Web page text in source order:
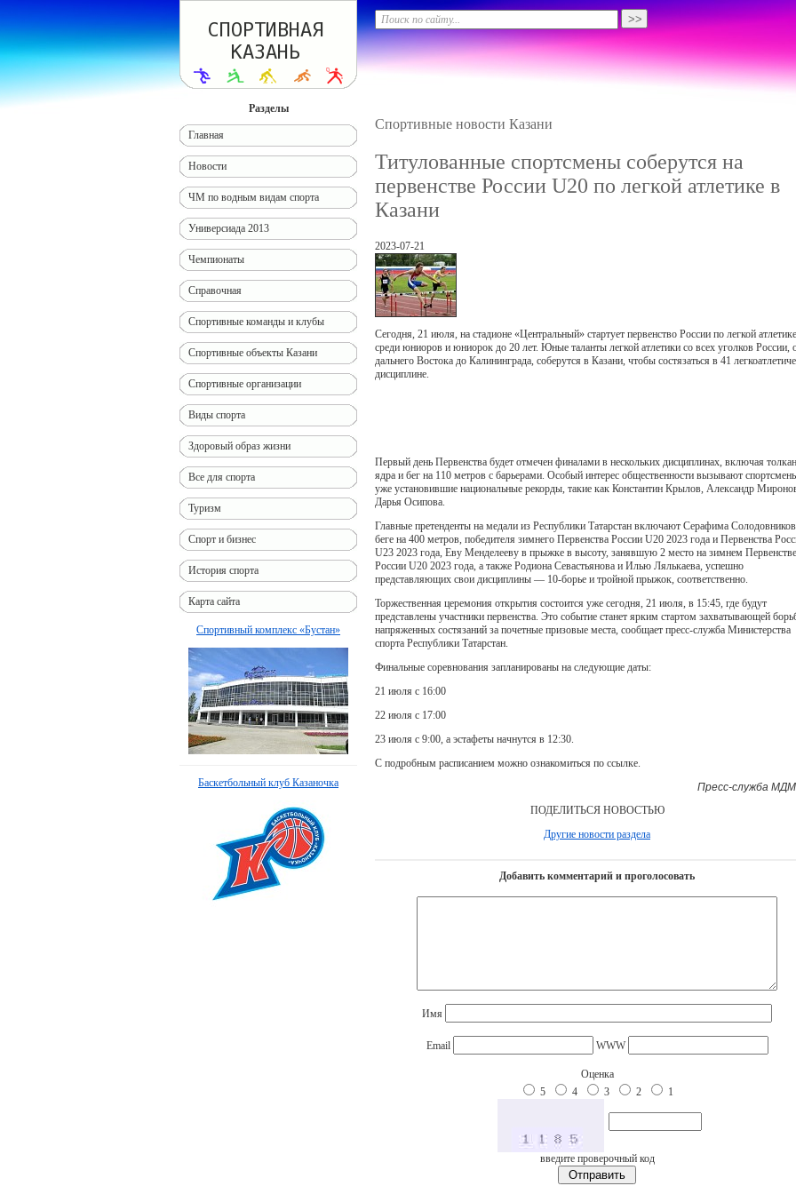
Спортивные новости Казани
Титулованные спортсмены соберутся на
первенстве России U20 по легкой атлетике в
Казани
2023-07-21
Сегодня, 21 июля, на стадионе «Центральный» стартует первенство России по легкой атлетике
среди юниоров и юниорок до 20 лет. Юные таланты легкой атлетики со всех уголков России,
дальнего Востока до Калининграда, соберутся в Казани, чтобы состязаться в 41
дисциплине.
Первый день Первенства будет отмечен финалами в нескольких дисциплинах, включая
ядра и бег на 110 метров с барьерами. Особый интерес общественности вызывают
уже установившие национальные рекорды, такие как Константин Крылов, Александр
Дарья Осипова.
Главные претенденты на медали из Республики Татарстан включают Серафима
беге на 400 метров, победителя зимнего Первенства России U20 2023 года и Первенства
U23 2023 года, Еву Менделееву в прыжке в высоту, занявшую 2 место на зимнем Первенстве
России U20 2023 года, а также Родиона Севастьянова и Илью Лялькаева, успешно
представляющих свои дисциплины — 10-борье и тройной прыжок, соответственно.
Торжественная церемония открытия состоится уже сегодня, 21 июля, в 15:45, где будут
представлены участники первенства. Это событие станет ярким стартом захватывающей
напряженных состязаний за почетные призовые места, сообщает пресс-служба Министерства
спорта Республики Татарстан.
Финальные соревнования запланированы на следующие даты:
21 июля с 16:00
22 июля с 17:00
23 июля с 9:00, а эстафеты начнутся в 12:30.
С подробным расписанием можно ознакомиться по ссылке.
Пресс-служба
ПОДЕЛИТЬСЯ НОВОСТЬЮ
Другие новости раздела
Добавить комментарий и проголосовать
Имя
Email WWW
Оценка
5
4 3 2 1
введите проверочный код
Разделы
Главная
Новости
ЧМ по водным видам спорта
Универсиада 2013
Чемпионаты
Справочная
Спортивные команды и клубы
Спортивные объекты Казани
Спортивные организации
Виды спорта
Здоровый образ жизни
Все для спорта
Туризм
Спорт и бизнес
История спорта
Карта сайта
Спортивный комплекс «Бустан»
Баскетбольный клуб Казаночка